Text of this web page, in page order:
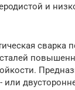
и
сварка
или